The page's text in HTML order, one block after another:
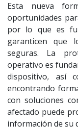
Esta nueva
oportunidades
por lo que es
garanticen que
seguras. La
operativo es
dispositivo, así
encontrando
con soluciones
afectado puede
información de su